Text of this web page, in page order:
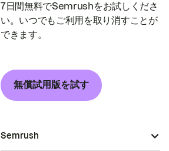
7日間無料でSemrushをお試しくださ
い。いつでもご利用を取り消すことが
できます。
無償試用版を試す
Semrush